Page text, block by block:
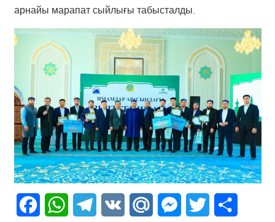
арнайы марапат сыйлығы табысталды.
FacebookWhatsAppTelegram
VK Mail.Ru Messenger
Twitter